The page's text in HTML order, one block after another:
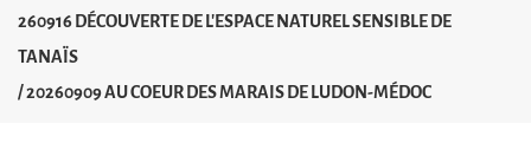
260916 DÉCOUVERTE DE L'ESPACE NATUREL SENSIBLE DE
TANAÏS
/20260909 AU COEUR DES MARAIS DE LUDON-MÉDOC